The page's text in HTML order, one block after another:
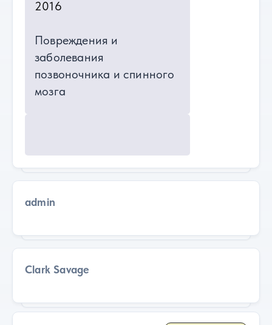
2016
Повреждения и
заболевания
позвоночника и спинного
мозга
admin
Clark Savage